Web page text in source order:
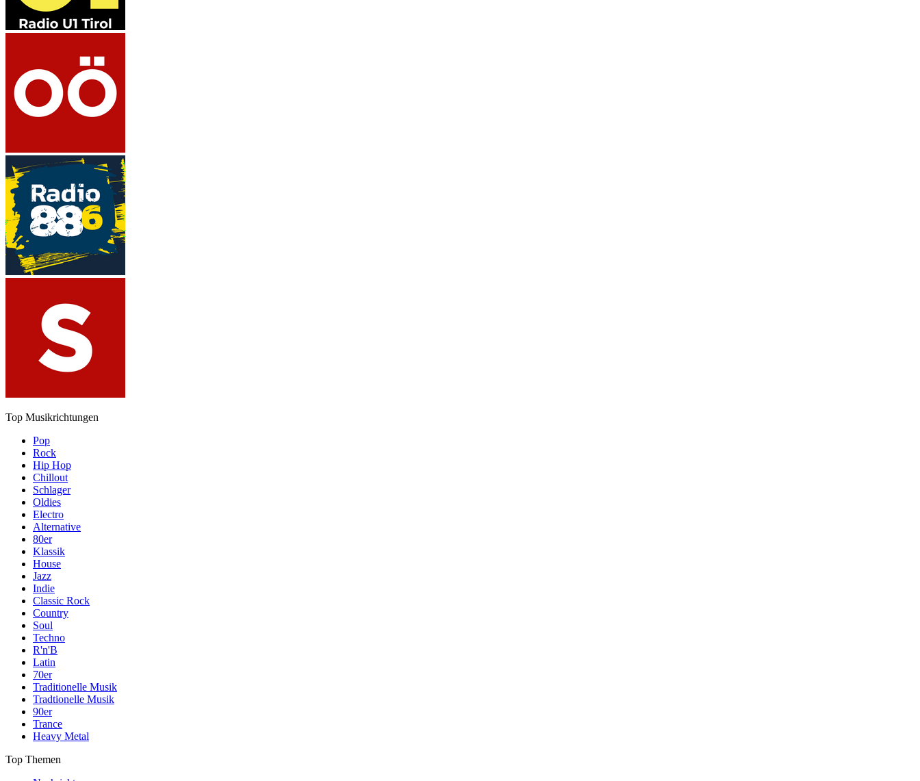
Top Musikrichtungen
Pop
Rock
Hip Hop
Chillout
Schlager
Oldies
Electro
Alternative
80er
Klassik
House
Jazz
Indie
Classic Rock
Country
Soul
Techno
R'n'B
Latin
70er
Traditionelle Musik
Tradtionelle Musik
90er
Trance
Heavy Metal
Top Themen